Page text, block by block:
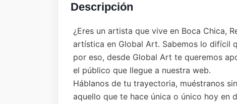
Descripción
¿Eres un artista que vive en Boca Chica,
artística en Global Art. Sabemos lo difícil
por eso, desde Global Art te queremos
el público que llegue a nuestra web.
Háblanos de tu trayectoria, muéstranos
aquello que te hace única o único hoy en